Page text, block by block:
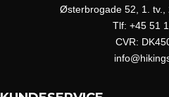
Østerbrogade 52, 1.
Tlf: +45 51
CVR: